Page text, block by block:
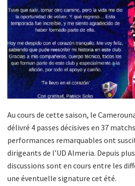
Au cours de cette saison, le
délivré 4 passes décisives en 37
performances remarquables ont
dirigeants de l’UD Almeria. Depuis
discussions sont en cours entre les
une éventuelle signature cet été.